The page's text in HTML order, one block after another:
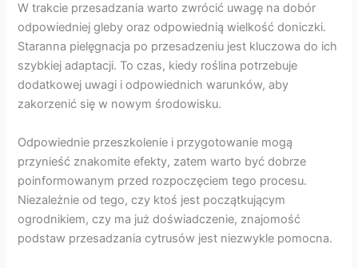
W trakcie przesadzania warto zwrócić uwagę na dobór
odpowiedniej gleby oraz odpowiednią wielkość doniczki.
Staranna pielęgnacja po przesadzeniu jest kluczowa do ich
szybkiej adaptacji. To czas, kiedy roślina potrzebuje
dodatkowej uwagi i odpowiednich warunków, aby
zakorzenić się w nowym środowisku.
Odpowiednie przeszkolenie i przygotowanie mogą
przynieść znakomite efekty, zatem warto być dobrze
poinformowanym przed rozpoczęciem tego procesu.
Niezależnie od tego, czy ktoś jest początkującym
ogrodnikiem, czy ma już doświadczenie, znajomość
podstaw przesadzania cytrusów jest niezwykle pomocna.